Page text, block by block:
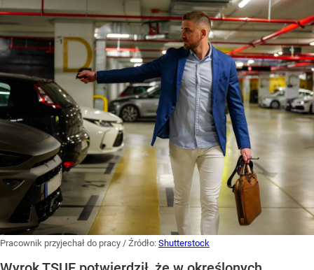
Pracownik przyjechał do pracy / Źródło: Shutterstock